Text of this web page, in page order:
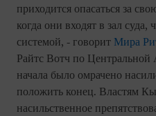
приходится опасаться за
когда они входят в зал суда,
системой, - говорит Мира
Райтс Вотч по Центральной
начала было омрачено
положить конец. Властям
насильственное